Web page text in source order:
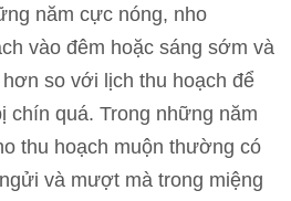
năm cực nóng, nho
vào đêm hoặc sáng sớm và
so với lịch thu hoạch để
chín quá. Trong những năm
thu hoạch muộn thường có
và mượt mà trong miệng